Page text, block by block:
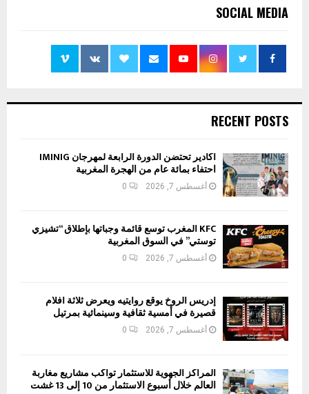
SOCIAL MEDIA
RECENT POSTS
أكادير تحتضن الدورة الرابعة لمهرجان IMINIG
احتفاء بمائة عام من الهجرة المغربية
أغسطس 7, 2026 0
KFC المغرب توسع قائمة وجباتها بإطلاق “تشيزي
توستي” في السوق المغربية
أغسطس 7, 2026 0
إدريس الروخ يوقع روايتيه ويعرض ثلاثة أفلام
قصيرة في أمسية ثقافية وسينمائية بمرتيل
أغسطس 7, 2026 0
المراكز الجهوية للاستثمار تواكب مشاريع مغاربة
العالم خلال أسبوع الاستثمار من 10 إلى 13 غشت